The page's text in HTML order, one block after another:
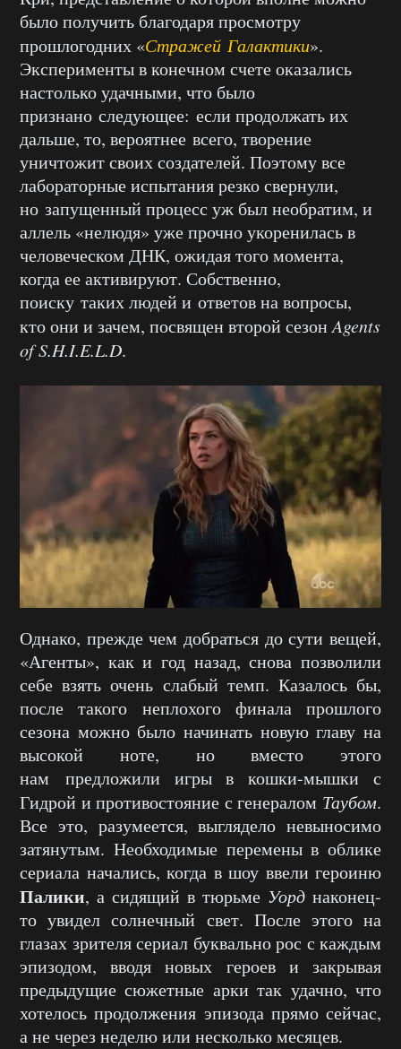
было получить благодаря просмотру
прошлогодних «Стражей Галактики».
Эксперименты в конечном счете оказались
настолько удачными, что было
признано следующее: если продолжать их
дальше, то, вероятнее всего, творение
уничтожит своих создателей. Поэтому все
лабораторные испытания резко свернули,
но запущенный процесс уж был необратим, и
аллель «нелюдя» уже прочно укоренилась в
человеческом ДНК, ожидая того момента,
когда ее активируют. Собственно,
поиску таких людей и ответов на вопросы,
кто они и зачем, посвящен второй сезон Agents
of S.H.I.E.L.D.
Однако, прежде чем добраться до сути вещей,
«Агенты», как и год назад, снова позволили
себе взять очень слабый темп. Казалось бы,
после такого неплохого финала прошлого
сезона можно было начинать новую главу на
высокой ноте, но вместо этого
нам предложили игры в кошки-мышки с
Гидрой и противостояние с генералом Таубом.
Все это, разумеется, выглядело невыносимо
затянутым. Необходимые перемены в облике
сериала начались, когда в шоу ввели героиню
Палики, а сидящий в тюрьме Уорд наконец-
то увидел солнечный свет. После этого на
глазах зрителя сериал буквально рос с каждым
эпизодом, вводя новых героев и закрывая
предыдущие сюжетные арки так удачно, что
хотелось продолжения эпизода прямо сейчас,
а не через неделю или несколько месяцев.